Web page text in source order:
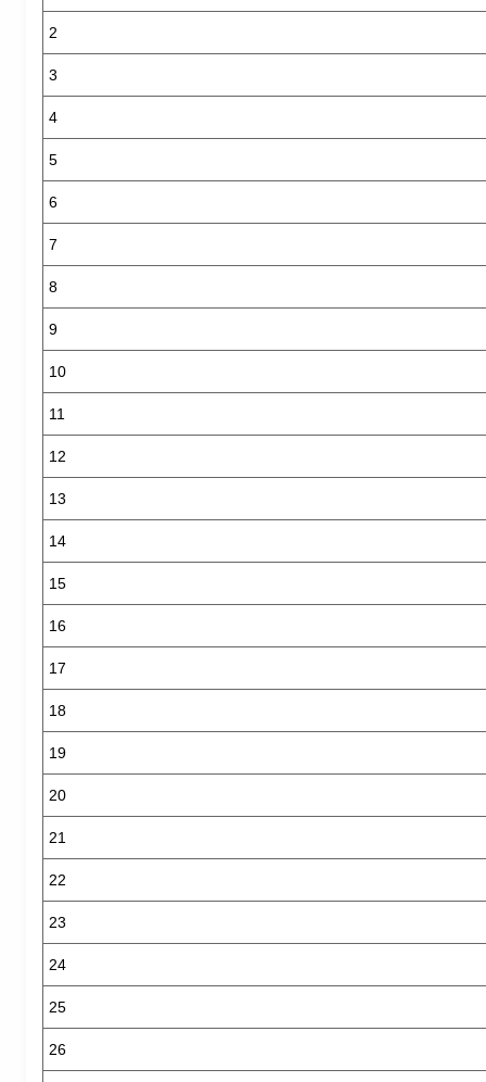
2
3
4
5
6
7
8
9
10
11
12
13
14
15
16
17
18
19
20
21
22
23
24
25
26